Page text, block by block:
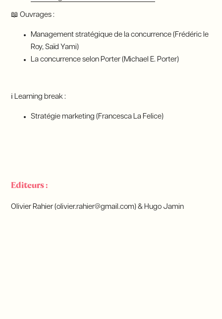
📖 Ouvrages :
Management stratégique de la concurrence (Frédéric le
Roy, Saïd Yami)
La concurrence selon Porter (Michael E. Porter)
ℹ Learning break :
Stratégie marketing (Francesca La Felice)
Editeurs :
Olivier Rahier (olivier.rahier@gmail.com) & Hugo Jamin